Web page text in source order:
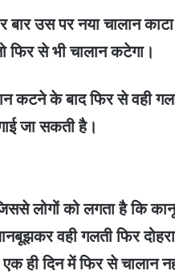
उस पर नया चालान
फिर से भी चालान कटेगा।
के बाद फिर से वही गलती
जा सकती है।
लोगों को लगता है कि
वही गलती फिर
ही दिन में फिर से चालान